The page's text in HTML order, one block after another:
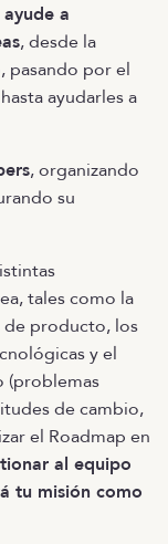
ayude a
, desde la
pasando por el
ayudarles a
, organizando
su
tales como la
de producto, los
y el
(problemas
de cambio,
el Roadmap en
al equipo
tu misión como